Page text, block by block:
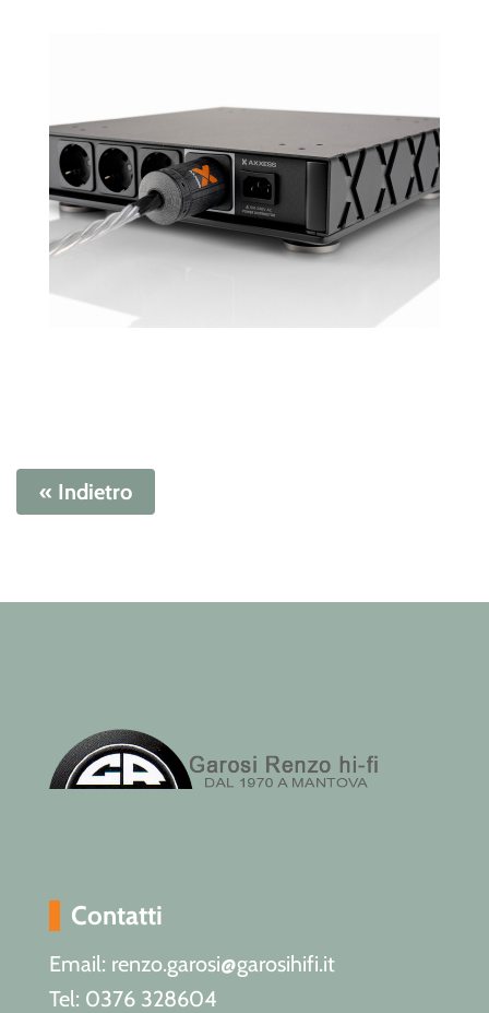
« Indietro
Contatti
Email: renzo.garosi@garosihifi.it
Tel: 0376 328604